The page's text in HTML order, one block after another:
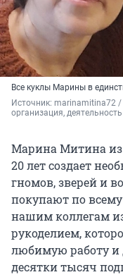
Все куклы Марины в
Источник: marinamitina72 /
организация,
Марина Митина из
20 лет создает
гномов, зверей и
покупают по
нашим коллегам
рукоделием,
любимую работу и
десятки тысяч